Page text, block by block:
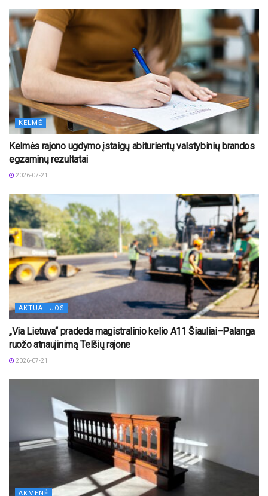
KELMĖ
Kelmės rajono ugdymo įstaigų abiturientų valstybinių brandos
egzaminų rezultatai
2026-07-21
AKTUALIJOS
„Via Lietuva“ pradeda magistralinio kelio A11 Šiauliai–Palanga
ruožo atnaujinimą Telšių rajone
2026-07-21
AKMENĖ